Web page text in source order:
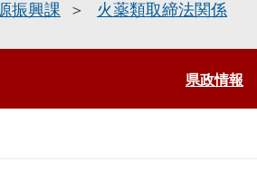
振興課 火薬類取締法関係
県政情報